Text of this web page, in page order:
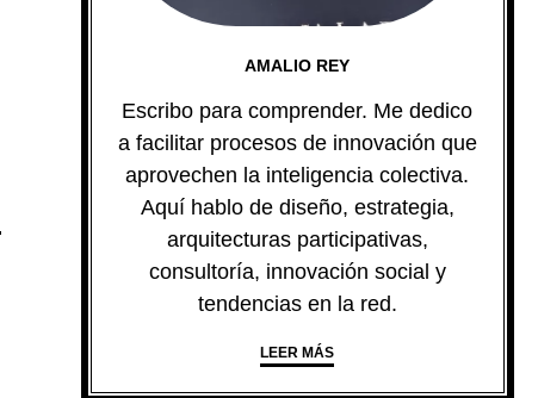
AMALIO REY
Escribo para comprender. Me dedico
a facilitar procesos de innovación que
aprovechen la inteligencia colectiva.
Aquí hablo de diseño, estrategia,
arquitecturas participativas,
consultoría, innovación social y
tendencias en la red.
LEER MÁS